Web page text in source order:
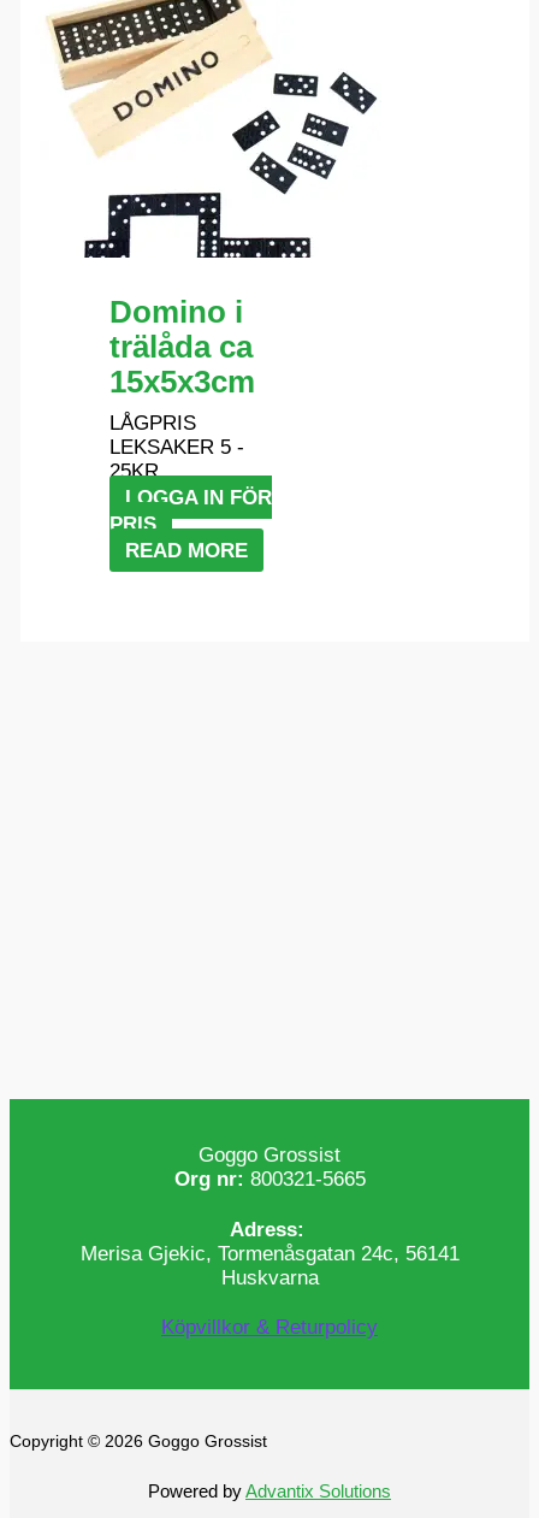
Domino i
trälåda ca
15x5x3cm
LÅGPRIS
LEKSAKER 5 -
25KR
LOGGA IN FÖR
PRIS
READ MORE
Goggo Grossist
Org nr: 800321-5665
Adress:
Merisa Gjekic, Tormenåsgatan 24c, 56141
Huskvarna
Köpvillkor & Returpolicy
Copyright © 2026 Goggo Grossist
Powered byAdvantix Solutions